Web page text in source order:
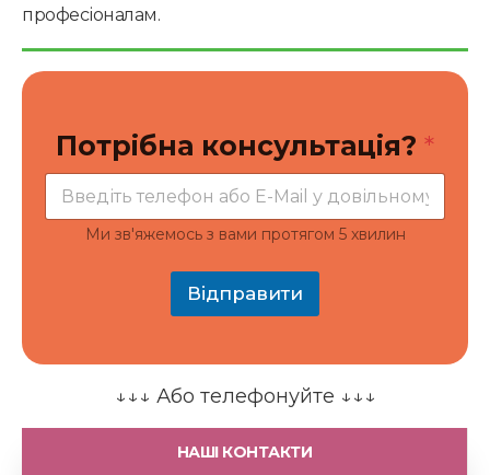
професіоналам.
о
н
с
у
л
т
а
ц
я
П
о
т
р
Потрібна консультація? *
Ми зв'яжемось з вами протягом 5 хвилин
Відправити
↓↓↓ Або телефонуйте ↓↓↓
НАШІ КОНТАКТИ